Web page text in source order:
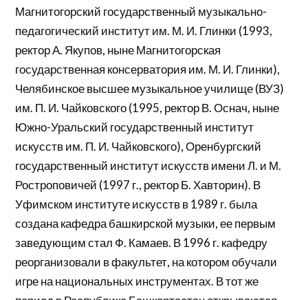
Магнитогорский государственный музыкально-
педагогический институт им. М. И. Глинки (1993,
ректор А. Якупов, ныне Магнитогорская
государственная консерватория им. М. И. Глинки),
Челябинское высшее музыкальное училище (ВУЗ)
им. П. И. Чайковского (1995, ректор В. Оснач, ныне
Южно-Уральский государственный институт
искусств им. П. И. Чайковского), Оренбургский
государственный институт искусств имени Л. и М.
Ростроповичей (1997 г., ректор Б. Хавторин). В
Уфимском институте искусств в 1989 г. была
создана кафедра башкирской музыки, ее первым
заведующим стал Ф. Камаев. В 1996 г. кафедру
реорганизовали в факультет, на котором обучали
игре на национальных инструментах. В тот же